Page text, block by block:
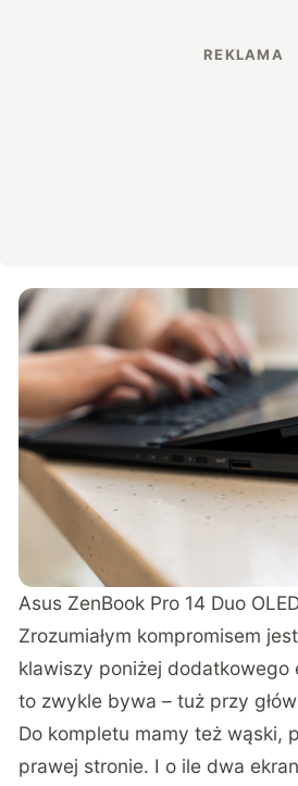
Asus ZenBook Pro 14 Duo
Zrozumiałym kompromisem
klawiszy poniżej dodatkowego
to zwykle bywa – tuż przy
Do kompletu mamy też wąski,
prawej stronie. I o ile dwa